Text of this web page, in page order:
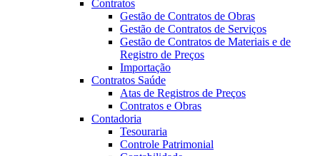
Contratos
Gestão de Contratos de Obras
Gestão de Contratos de Serviços
Gestão de Contratos de Materiais e de
Registro de Preços
Importação
Contratos Saúde
Atas de Registros de Preços
Contratos e Obras
Contadoria
Tesouraria
Controle Patrimonial